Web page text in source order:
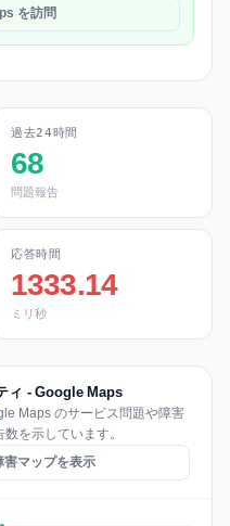
を訪問
過去24時間
68
問題報告
応答時間
1333.14
ミリ秒
ィ - Google Maps
Maps のサービス問題や障害
を示しています。
マップを表示